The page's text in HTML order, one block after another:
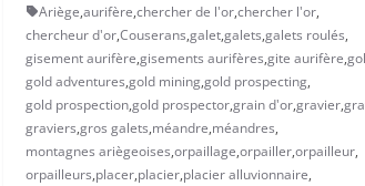
Ariège,aurifère,chercher de l'or,chercher l'or,
chercheur d'or,Couserans,galet,galets,galets roulés,
gisement aurifère,gisements aurifères,gite aurifère,gol
gold adventures,gold mining,gold prospecting,
gold prospection,gold prospector,grain d'or,gravier,
graviers,gros galets,méandre,méandres,
montagnes ariègeoises,orpaillage,orpailler,orpailleur,
orpailleurs,placer,placier,placier alluvionnaire,